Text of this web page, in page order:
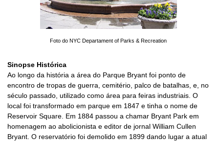
Foto do NYC Departament of Parks & Recreation
Sinopse Histórica
Ao longo da história a área do Parque Bryant foi ponto de
encontro de tropas de guerra, cemitério, palco de batalhas, e, no
século passado, utilizado como área para feiras industriais. O
local foi transformado em parque em 1847 e tinha o nome de
Reservoir Square. Em 1884 passou a chamar Bryant Park em
homenagem ao abolicionista e editor de jornal William Cullen
Bryant. O reservatório foi demolido em 1899 dando lugar a atual